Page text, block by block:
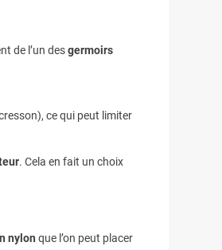
de l’un desgermoirs
ce qui peut limiter
. Cela en fait un choix
nylon que l’on peut placer